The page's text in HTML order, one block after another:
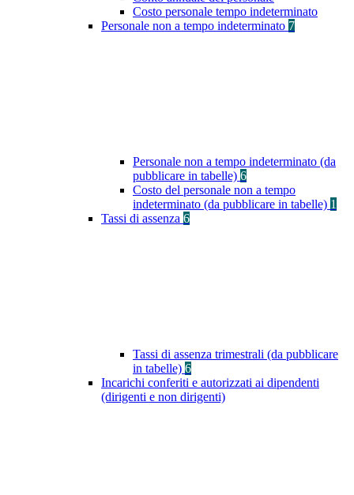
Costo personale tempo indeterminato
Personale non a tempo indeterminato 7
Personale non a tempo indeterminato (da
pubblicare in tabelle) 6
Costo del personale non a tempo
indeterminato (da pubblicare in tabelle) 1
Tassi di assenza 6
Tassi di assenza trimestrali (da pubblicare
in tabelle) 6
Incarichi conferiti e autorizzati ai dipendenti
(dirigenti e non dirigenti)